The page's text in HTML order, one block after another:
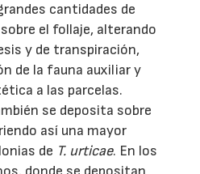
cantidades de
el follaje, alterando
y de transpiración,
de la fauna auxiliar y
a las parcelas.
se deposita sobre
así una mayor
de T. urticae. En los